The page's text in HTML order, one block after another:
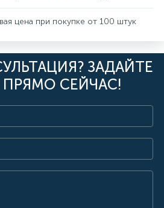
41
цена при покупке от 100 штук
ЗАДАЙТЕ
СЕЙЧАС!